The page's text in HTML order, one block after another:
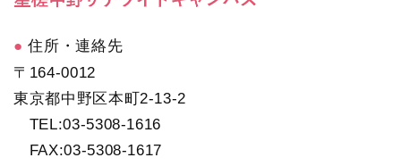
住所・連絡先
〒164-0012
東京都中野区本町2-13-2
TEL:03-5308-1616
FAX:03-5308-1617